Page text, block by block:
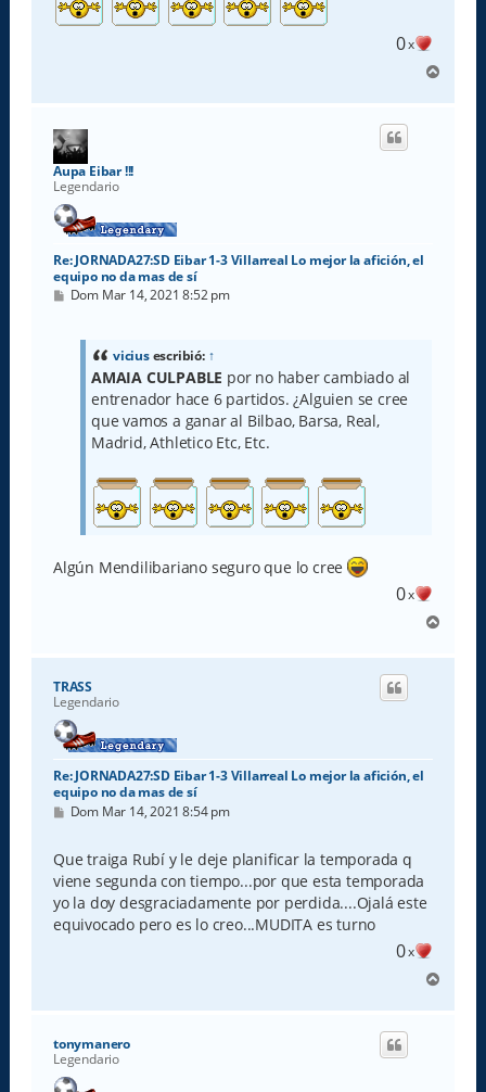
0x
r
Aupa Eibar !!!
Legendario
Re: JORNADA27:SD Eibar 1-3 Villarreal Lo mejor la afición, el
equipo no da mas de sí
M
Dom Mar 14, 2021 8:52 pm
viciusescribió: ↑
AMAIA CULPABLE por no haber cambiado al
entrenador hace 6 partidos. ¿Alguien se cree
que vamos a ganar al Bilbao, Barsa, Real,
Madrid, Athletico Etc, Etc.
Algún Mendilibariano seguro que lo cree
0x
r
TRASS
Legendario
Re: JORNADA27:SD Eibar 1-3 Villarreal Lo mejor la afición, el
equipo no da mas de sí
M
s
a
j
e
Dom Mar 14, 2021 8:54 pm
Que traiga Rubí y le deje planificar la temporada q
viene segunda con tiempo...por que esta temporada
yo la doy desgraciadamente por perdida....Ojalá este
equivocado pero es lo creo...MUDITA es turno
0x
r
tonymanero
Legendario